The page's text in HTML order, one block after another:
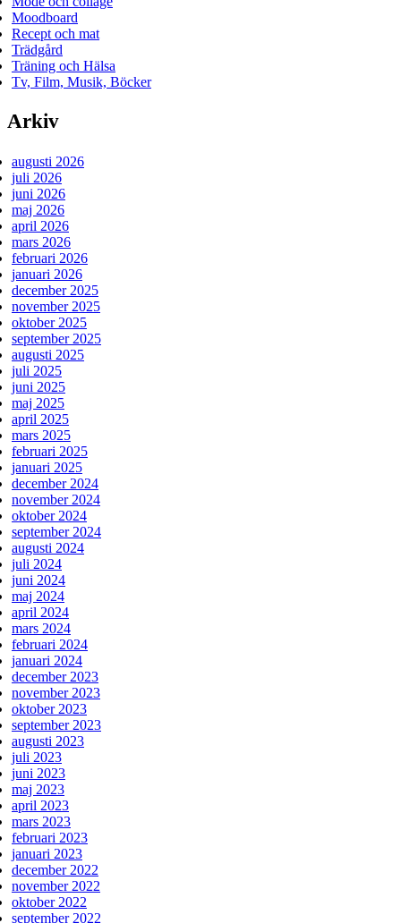
Moodboard
Recept och mat
Trädgård
Träning och Hälsa
Tv, Film, Musik, Böcker
Arkiv
augusti 2026
juli 2026
juni 2026
maj 2026
april 2026
mars 2026
februari 2026
januari 2026
december 2025
november 2025
oktober 2025
september 2025
augusti 2025
juli 2025
juni 2025
maj 2025
april 2025
mars 2025
februari 2025
januari 2025
december 2024
november 2024
oktober 2024
september 2024
augusti 2024
juli 2024
juni 2024
maj 2024
april 2024
mars 2024
februari 2024
januari 2024
december 2023
november 2023
oktober 2023
september 2023
augusti 2023
juli 2023
juni 2023
maj 2023
april 2023
mars 2023
februari 2023
januari 2023
december 2022
november 2022
oktober 2022
september 2022